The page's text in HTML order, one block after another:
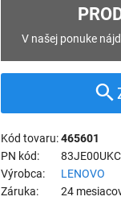
V našej ponuke
Kód tovaru 465601
PN kód
Výrobca
LENOVO
Záruka
24